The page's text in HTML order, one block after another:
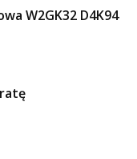
W2GK32 D4K94